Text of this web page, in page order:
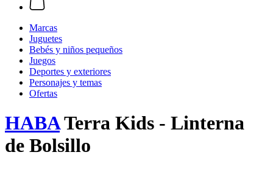
Marcas
Juguetes
Bebés y niños pequeños
Juegos
Deportes y exteriores
Personajes y temas
Ofertas
HABATerra Kids - Linterna
de Bolsillo